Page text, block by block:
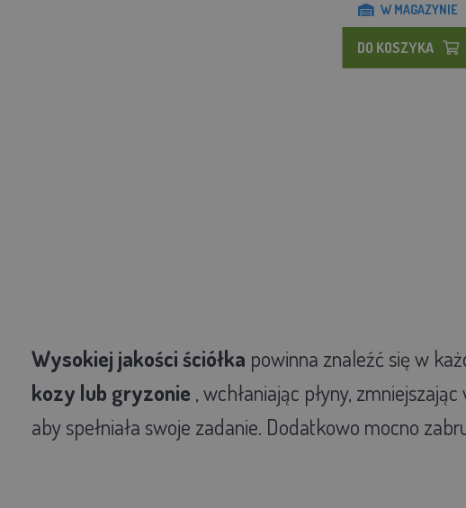
W MAGAZYNIE
DO KOSZYKA
Wysokiej jakości ściółka powinna znaleźć się w
kozy lub gryzonie , wchłaniając płyny,
aby spełniała swoje zadanie. Dodatkowo mocno